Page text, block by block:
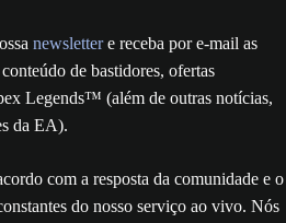
newslettere receba por e-mail as
de bastidores, ofertas
Legends™ (além de outras notícias,
da EA).
com a resposta da comunidade e o
do nosso serviço ao vivo. Nós